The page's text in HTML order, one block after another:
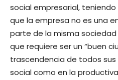
social empresarial,
que la empresa no es una
parte de la misma
que requiere ser un “buen
trascendencia de todos
social como en la